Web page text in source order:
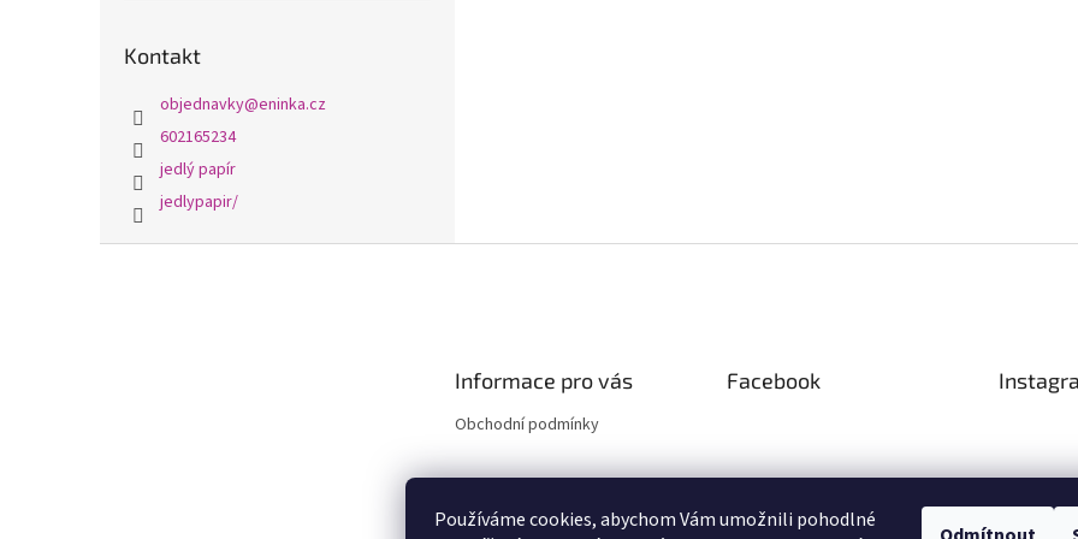
Používáme cookies, abychom Vám umožnili pohodlné
Kontakt
objednavky@eninka.cz
602165234
jedlý papír
jedlypapir/
Informace pro vás
Obchodní podmínky
Facebook